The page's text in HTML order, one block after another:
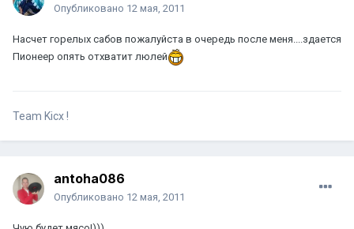
Опубликовано 12 мая, 2011
Насчет горелых сабов пожалуйста в очередь после меня....здается
Пионеер опять отхватит люлей
Team Kicx !
antoha086
Опубликовано 12 мая, 2011